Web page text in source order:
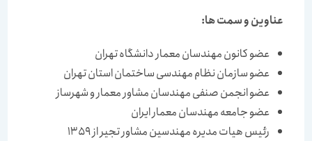
عناوین و سمت ها:
عضو كانون مهندسان معمار دانشگاه تهران
عضو سازمان نظام مهندسی ساختمان استان تهران
عضو انجمن صنفی مهندسان مشاور معمار و شهرساز
عضو جامعه مهندسان معمار ایران
رئیس هیات مدیره مهندسین مشاور تجیر از 1359